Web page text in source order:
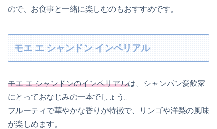
ので、お食事と一緒に楽しむのもおすすめです。
モエ エ シャンドン インペリアル
モエ エ シャンドンのインペリアルは、シャンパン愛飲家
にとっておなじみの一本でしょう。
フルーティで華やかな香りが特徴で、リンゴや洋梨の風味
が楽しめます。